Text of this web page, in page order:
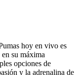
hoy en vivo es
su máxima
opciones de
y la adrenalina de